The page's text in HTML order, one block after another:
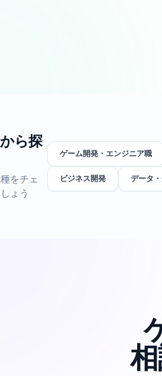
ら探
をチェ
ょう
ゲーム開発・エンジニア職
ビジネス開発 データ